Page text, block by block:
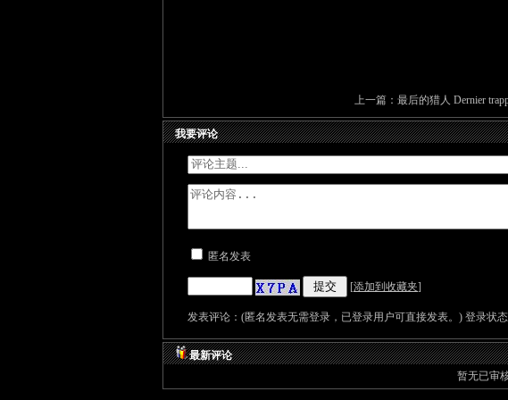
上一篇： 最后的猎人 Dernier
我要评论
匿名发表
[添加到收藏夹]
发表评论：(匿名发表无需登录，已登录用户可直接发表。) 登录状态
最新评论
暂无已审